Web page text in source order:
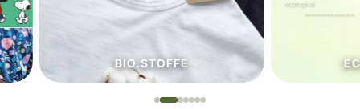
BIO.STOFFE